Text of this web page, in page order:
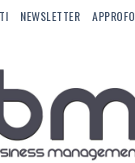
NEWSLETTER